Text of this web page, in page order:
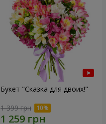
Букет "Сказка для двоих!"
1 399 грн